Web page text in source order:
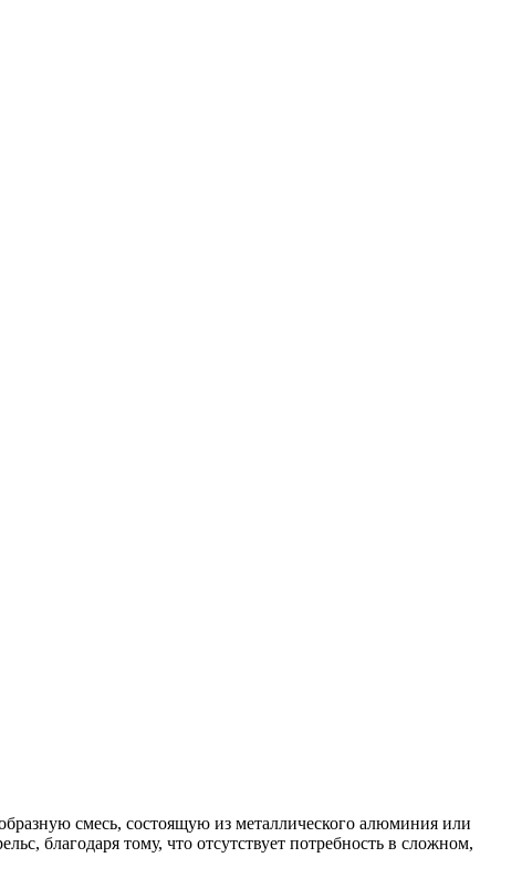
смесь, состоящую из металлического алюминия или
благодаря тому, что отсутствует потребность в сложном,